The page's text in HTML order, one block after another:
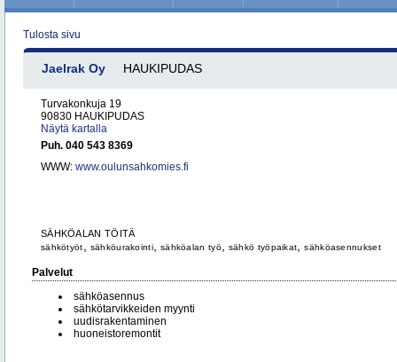
Tulosta sivu
Jaelrak Oy HAUKIPUDAS
Turvakonkuja 19
90830 HAUKIPUDAS
Näytä kartalla
Puh. 040 543 8369
WWW: www.oulunsahkomies.fi
SÄHKÖALAN TÖITÄ
sähkötyöt sähköurakointi, sähköalan työ, sähkö työpaikat ,sähköasennukset
Palvelut
sähköasennus
sähkötarvikkeiden myynti
uudisrakentaminen
huoneistoremontit